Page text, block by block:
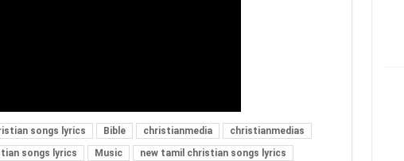
songs lyrics Bible christianmedia
christianmedias
songs lyrics Music
new tamil christian songs lyrics